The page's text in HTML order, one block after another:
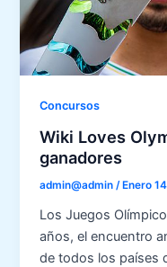
Concursos
Wiki Loves
ganadores
admin@admin/ Enero
Los Juegos
años, el encuentro
de todos los países